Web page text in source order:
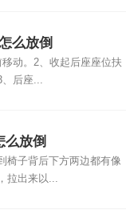
么放倒
动。2、收起后座座位扶
、后座...
么放倒
椅子背后下方两边都有像
拉出来以...